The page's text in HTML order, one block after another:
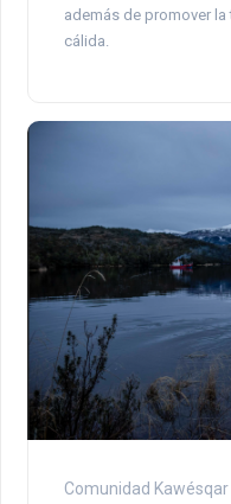
además de promover
cálida.
Comunidad